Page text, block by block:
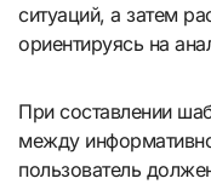
ситуаций, а затем
ориентируясь на
При составлении
между
пользователь